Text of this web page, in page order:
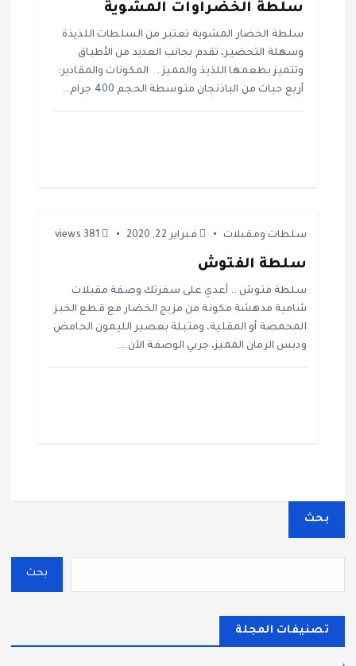
سلطة الخضراوات المشوية
سلطة الخضار المشوية تعتبر من السلطات اللذيذة
وسهلة التحضير، تقدم بجانب العديد من الأطباق
وتتميز بطعمها اللذيذ والمميز . المكونات والمقادير:
أربع حبات من الباذنجان متوسطة الحجم 400 جرام…
سلطات ومقبلات فبراير 22, 2020
سلطة الفتوش
سلطة فتوش .. أعدي على سفرتك وصفة مقبلات
شامية مدهشة مكونة من مزيج الخضار مع قطع الخبز
المحمصة أو المقلية، ومتبلة بعصير الليمون الحامض
ودبس الرمان المميز، جربي الوصفة الآن.…
بحث
بحث
تصنيفات المجلة